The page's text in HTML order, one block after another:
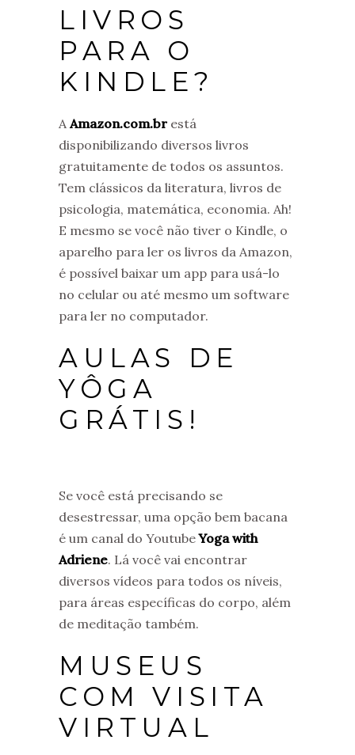
LIVROS
PARA O
KINDLE?
A Amazon.com.brestá
disponibilizando diversos livros
gratuitamente de todos os assuntos.
Tem clássicos da literatura, livros de
psicologia, matemática, economia. Ah!
E mesmo se você não tiver o Kindle, o
aparelho para ler os livros da Amazon,
é possível baixar um app para usá-lo
no celular ou até mesmo um software
para ler no computador.
AULAS DE
YÔGA
GRÁTIS!
Se você está precisando se
desestressar, uma opção bem bacana
é um canal do YoutubeYoga with
Adriene. Lá você vai encontrar
diversos vídeos para todos os níveis,
para áreas específicas do corpo, além
de meditação também.
MUSEUS
COM VISITA
VIRTUAL